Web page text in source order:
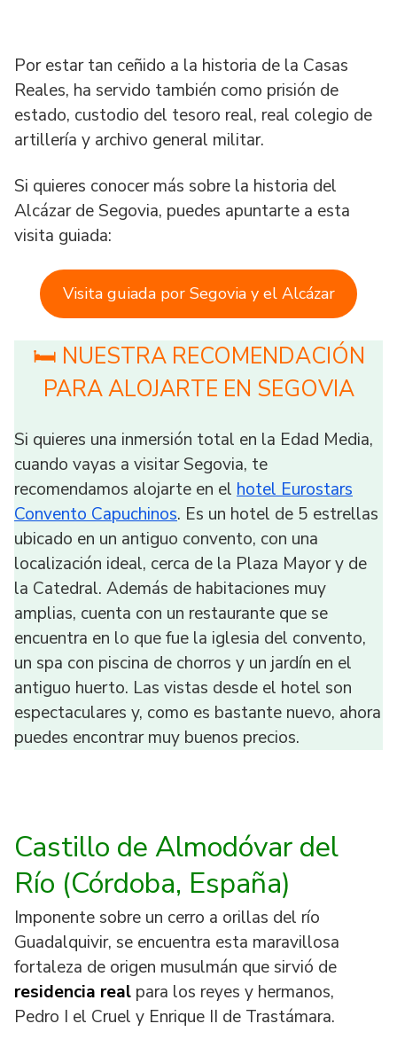
Por estar tan ceñido a la historia de la Casas
Reales, ha servido también como prisión de
estado, custodio del tesoro real, real colegio de
artillería y archivo general militar.
Si quieres conocer más sobre la historia del
Alcázar de Segovia, puedes apuntarte a esta
visita guiada:
Visita guiada por Segovia y el Alcázar
🛏 NUESTRA RECOMENDACIÓN
PARA ALOJARTE EN SEGOVIA
Si quieres una inmersión total en la Edad Media,
cuando vayas a visitar Segovia, te
recomendamos alojarte en el hotel Eurostars
Convento Capuchinos. Es un hotel de 5 estrellas
ubicado en un antiguo convento, con una
localización ideal, cerca de la Plaza Mayor y de
la Catedral. Además de habitaciones muy
amplias, cuenta con un restaurante que se
encuentra en lo que fue la iglesia del convento,
un spa con piscina de chorros y un jardín en el
antiguo huerto. Las vistas desde el hotel son
espectaculares y, como es bastante nuevo, ahora
puedes encontrar muy buenos precios.
Castillo de Almodóvar del
Río (Córdoba, España)
Imponente sobre un cerro a orillas del río
Guadalquivir, se encuentra esta maravillosa
fortaleza de origen musulmán que sirvió de
residencia real para los reyes y hermanos,
Pedro I el Cruel y Enrique II de Trastámara.